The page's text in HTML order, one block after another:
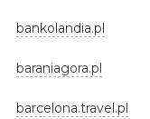
bankolandia.pl
baraniagora.pl
barcelona.travel.pl